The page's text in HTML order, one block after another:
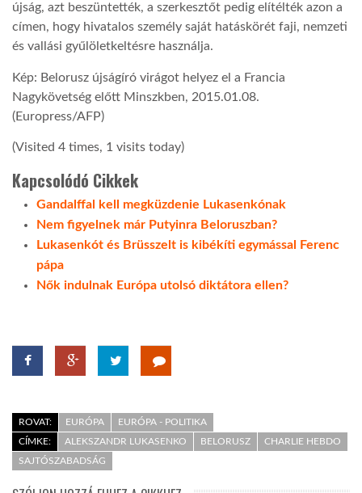
újság, azt beszüntették, a szerkesztőt pedig elítélték azon a
címen, hogy hivatalos személy saját hatáskörét faji, nemzeti
és vallási gyűlöletkeltésre használja.
Kép: Belorusz újságíró virágot helyez el a Francia
Nagykövetség előtt Minszkben, 2015.01.08.
(Europress/AFP)
(Visited 4 times, 1 visits today)
Kapcsolódó Cikkek
Gandalffal kell megküzdenie Lukasenkónak
Nem figyelnek már Putyinra Beloruszban?
Lukasenkót és Brüsszelt is kibékíti egymással Ferenc
pápa
Nők indulnak Európa utolsó diktátora ellen?
ROVAT: EURÓPA
EURÓPA - POLITIKA
CÍMKE:
ALEKSZANDR LUKASENKO BELORUSZ
CHARLIE HEBDO
SAJTÓSZABADSÁG